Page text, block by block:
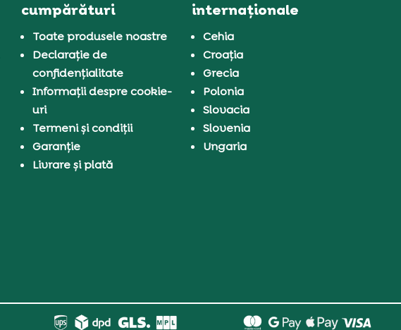
cumpărături
Toate produsele noastre
Declarație de
confidențialitate
Informații despre cookie-
uri
Termeni și condiții
Garanție
Livrare și plată
internaționale
Cehia
Croația
Grecia
Polonia
Slovacia
Slovenia
Ungaria